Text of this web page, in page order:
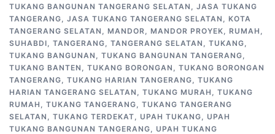
TUKANG BANGUNAN TANGERANG SELATAN , JASA TUKANG
TANGERANG, JASA TUKANG TANGERANG SELATAN , KOTA
TANGERANG SELATAN , MANDOR, MANDOR PROYEK, RUMAH ,
SUHABDI, TANGERANG, TANGERANG SELATAN , TUKANG,
TUKANG BANGUNAN , TUKANG BANGUNAN TANGERANG,
TUKANG BANTEN , TUKANG BORONGAN , TUKANG BORONGAN
TANGERANG, TUKANG HARIAN TANGERANG, TUKANG
HARIAN TANGERANG SELATAN , TUKANG MURAH , TUKANG
RUMAH , TUKANG TANGERANG, TUKANG TANGERANG
SELATAN , TUKANG TERDEKAT, UPAH TUKANG, UPAH
TUKANG BANGUNAN TANGERANG, UPAH TUKANG